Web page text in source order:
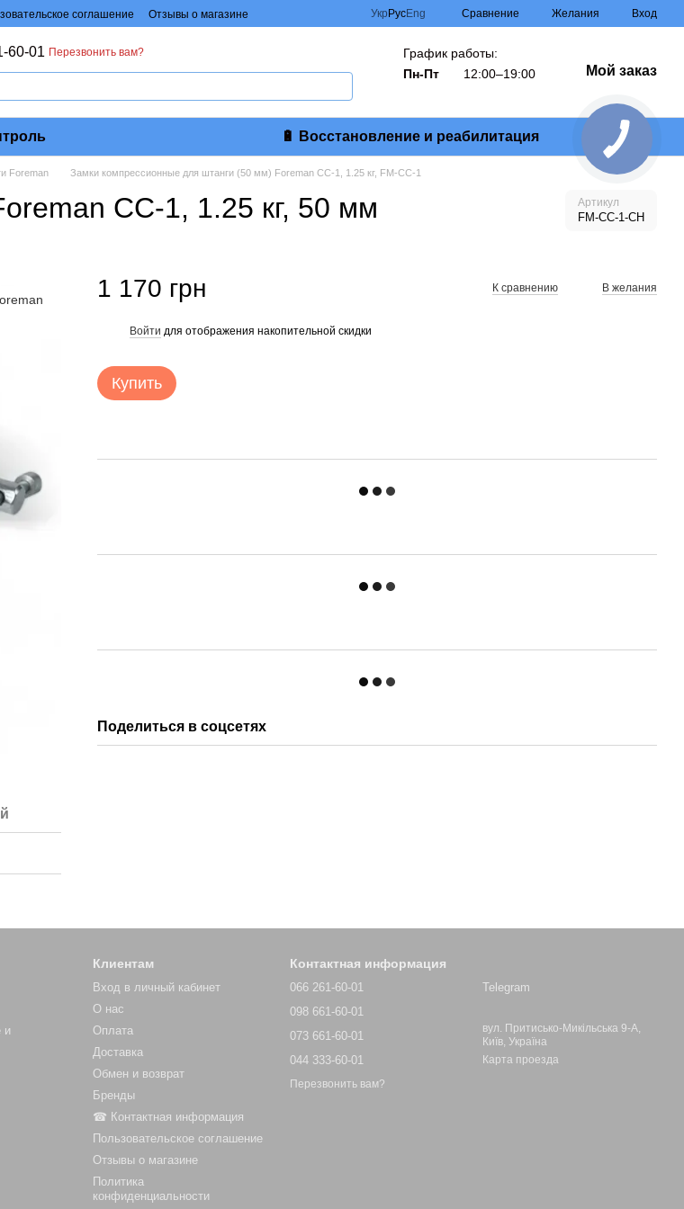
соглашение
Отзывы о магазине
Укр РусEng Сравнение Желания Вход
60-01 Перезвонить вам?
График работы:
Пн-Пт
12:00–19:00 Мой заказ
🔋 Восстановление и реабилитация
Foreman Замки компрессионные для штанги (50 мм) Foreman СС-1, 1.25 кг, FM-CC-1
СС-1, 1.25 кг, 50 мм Артикул
FM-CC-1-CH
1 170 грн К сравнению В желания
Войти для отображения накопительной скидки
Купить
Поделиться в соцсетях
и
Клиентам
Вход в личный кабинет
О нас
Оплата
Доставка
Обмен и возврат
Бренды
☎ Контактная информация
Пользовательское соглашение
Отзывы о магазине
Политика
конфиденциальности
Контактная информация
066 261-60-01
098 661-60-01
073 661-60-01
044 333-60-01
Перезвонить вам?
Telegram
вул. Притисько-Микільська 9-А,
Київ, Україна
Карта проезда